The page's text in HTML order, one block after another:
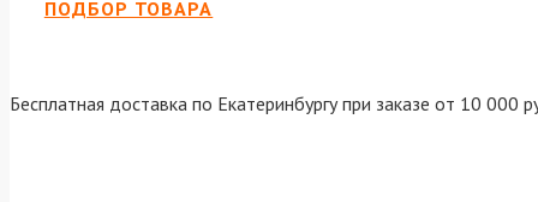
ПОДБОР ТОВАРА
Бесплатная доставка по Екатеринбургу при заказе от 10 000